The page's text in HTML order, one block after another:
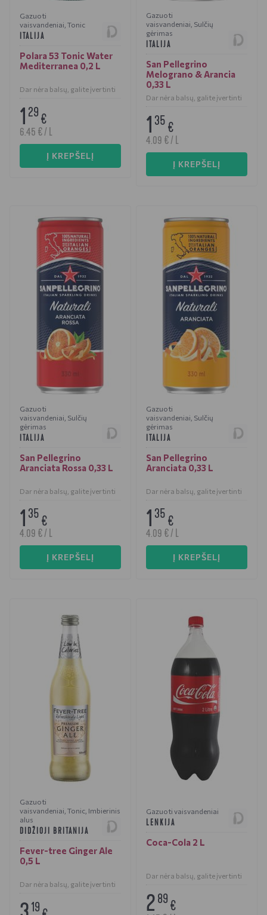
Gazuoti
vaisvandeniai Tonic
ITALIJA
Polara 53 Tonic Water
Mediterranea 0,2 L
Dar nėra balsų, galite įvertinti
1 29€
6.45 € / L
Į KREPŠELĮ
Gazuoti
vaisvandeniai Sulčių
gėrimas
ITALIJA
San Pellegrino
Melograno & Arancia
0,33 L
Dar nėra balsų, galite įvertinti
1 35€
4.09 € / L
Į KREPŠELĮ
Gazuoti
vaisvandeniai Sulčių
gėrimas
ITALIJA
San Pellegrino
Aranciata Rossa 0,33 L
Dar nėra balsų, galite įvertinti
1 35€
4.09 € / L
Į KREPŠELĮ
Gazuoti
vaisvandeniai Sulčių
gėrimas
ITALIJA
San Pellegrino
Aranciata 0,33 L
Dar nėra balsų, galite įvertinti
1 35€
4.09 € / L
Į KREPŠELĮ
Gazuoti
vaisvandeniai Tonic Imbierinis
alus
DIDŽIOJI BRITANIJA
Fever-tree Ginger Ale
0,5 L
Dar nėra balsų, galite įvertinti
19
Gazuoti vaisvandeniai
LENKIJA
Coca-Cola 2 L
Dar nėra balsų, galite įvertinti
289€